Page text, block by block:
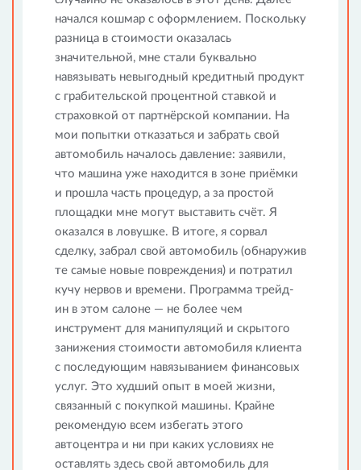
начался кошмар с оформлением. Поскольку
разница в стоимости оказалась
значительной, мне стали буквально
навязывать невыгодный кредитный продукт
с грабительской процентной ставкой и
страховкой от партнёрской компании. На
мои попытки отказаться и забрать свой
автомобиль началось давление: заявили,
что машина уже находится в зоне приёмки
и прошла часть процедур, а за простой
площадки мне могут выставить счёт. Я
оказался в ловушке. В итоге, я сорвал
сделку, забрал свой автомобиль (обнаружив
те самые новые повреждения) и потратил
кучу нервов и времени. Программа трейд-
ин в этом салоне — не более чем
инструмент для манипуляций и скрытого
занижения стоимости автомобиля клиента
с последующим навязыванием финансовых
услуг. Это худший опыт в моей жизни,
связанный с покупкой машины. Крайне
рекомендую всем избегать этого
автоцентра и ни при каких условиях не
оставлять здесь свой автомобиль для